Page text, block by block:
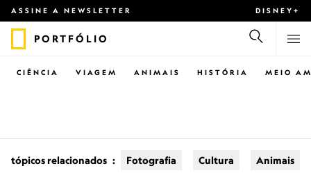
ASSINE A NEWSLETTER DISNEY+
PORTFÓLIO
CIÊNCIA VIAGEM ANIMAIS HISTÓRIA MEIO
tópicos relacionados : Fotografia Cultura Animais